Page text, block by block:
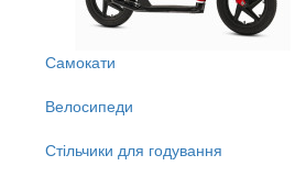
Самокати
Велосипеди
Стільчики для годування